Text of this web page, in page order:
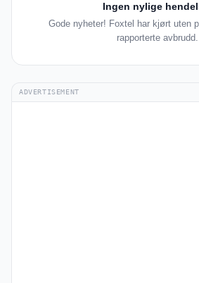
Ingen nylige
Gode nyheter! Foxtel har kjørt uten
rapporterte avbrudd.
ADVERTISEMENT